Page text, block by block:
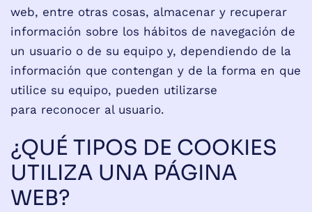
web, entre otras cosas, almacenar y recuperar
información sobre los hábitos de navegación de
un usuario o de su equipo y, dependiendo de la
información que contengan y de la forma en que
utilice su equipo, pueden utilizarse
para reconocer al usuario.
¿QUÉ TIPOS DE COOKIES
UTILIZA UNA PÁGINA
WEB?